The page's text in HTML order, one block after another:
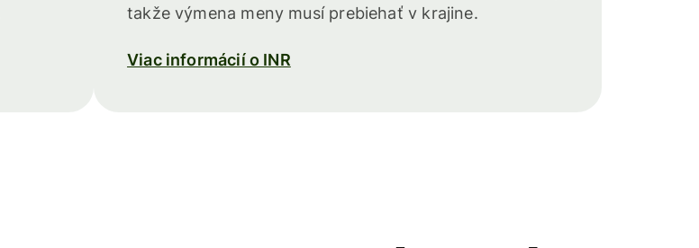
takže výmena meny musí prebiehať v krajine.
Viac informácií o INR